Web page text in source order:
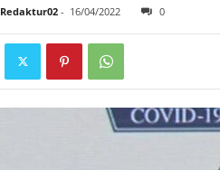
Redaktur02- 16/04/2022 0